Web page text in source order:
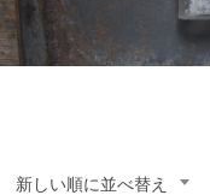
新しい順に並べ替え